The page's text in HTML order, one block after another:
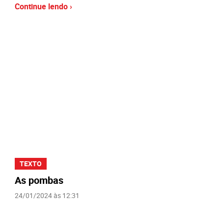
Continue lendo ›
TEXTO
As pombas
24/01/2024 às 12:31